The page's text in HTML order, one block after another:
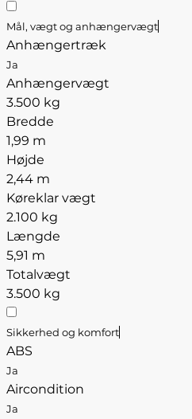
Mål, vægt og anhængervægt
Anhængertræk
Ja
Anhængervægt
3.500 kg
Bredde
1,99 m
Højde
2,44 m
Køreklar vægt
2.100 kg
Længde
5,91 m
Totalvægt
3.500 kg
Sikkerhed og komfort
ABS
Ja
Aircondition
Ja